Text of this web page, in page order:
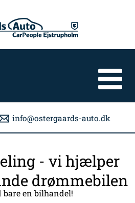
info@ostergaards-auto.dk
- vi hjælper
drømmebilen
bare en bilhandel!